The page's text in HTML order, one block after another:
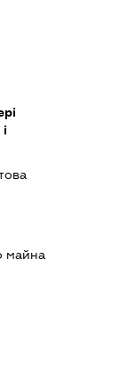
майна